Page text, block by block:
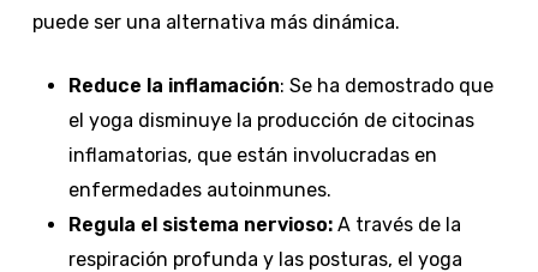
puede ser una alternativa más dinámica.
Reduce la inflamación: Se ha demostrado que
el yoga disminuye la producción de citocinas
inflamatorias, que están involucradas en
enfermedades autoinmunes.
Regula el sistema nervioso:A través de la
respiración profunda y las posturas, el yoga